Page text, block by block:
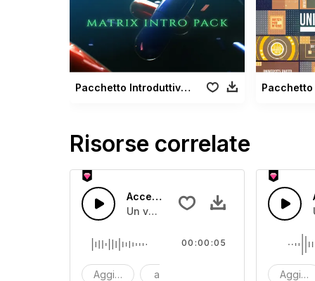
Pacchetto Introduttivo Matrix
Risorse correlate
Accesso 43
Un veloce suono melodico secco
Aggiornamentoaccesso
00:00:05